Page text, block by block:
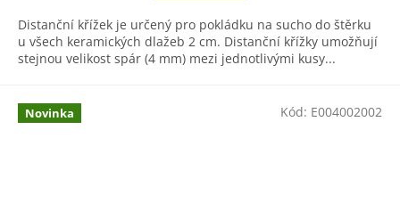
Distanční křížek je určený pro pokládku na sucho do štěrku
u všech keramických dlažeb 2 cm. Distanční křížky umožňují
stejnou velikost spár (4 mm) mezi jednotlivými kusy...
Novinka Kód: E004002002